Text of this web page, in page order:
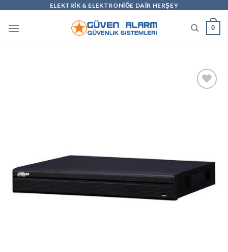
content
ELEKTRİK & ELEKTRONİĞE DAİR HERŞEY
0